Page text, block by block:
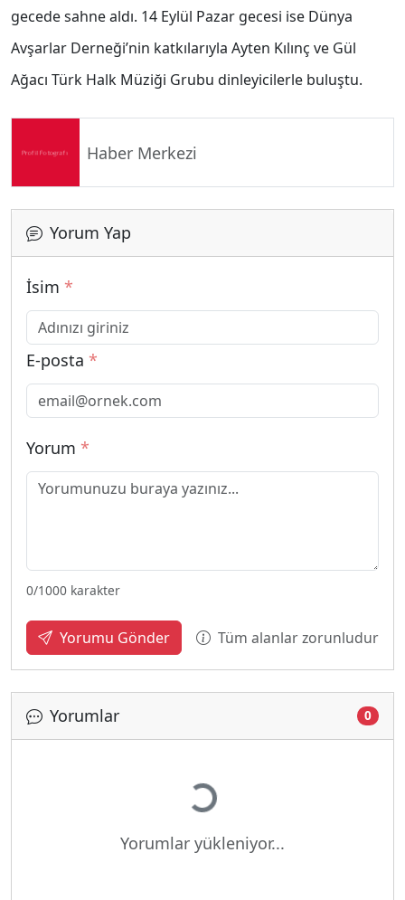
gecede sahne aldı. 14 Eylül Pazar gecesi ise Dünya
Avşarlar Derneği’nin katkılarıyla Ayten Kılınç ve Gül
Ağacı Türk Halk Müziği Grubu dinleyicilerle buluştu.
Haber Merkezi
Yorum Yap
İsim *
E-posta *
Yorum *
0/1000 karakter
Yorumu Gönder Tüm alanlar zorunludur
Yorumlar 0
Yükleniyor...
Yorumlar yükleniyor...